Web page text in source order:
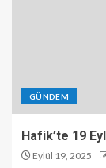
GÜNDEM
Hafik’te 19
Eylül 19, 2025